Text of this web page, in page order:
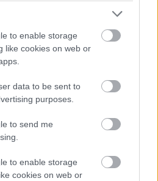
to enable storage
like cookies on web or
data to be sent to
purposes.
to send me
to enable storage
cookies on web or
– a 10 perces flow-